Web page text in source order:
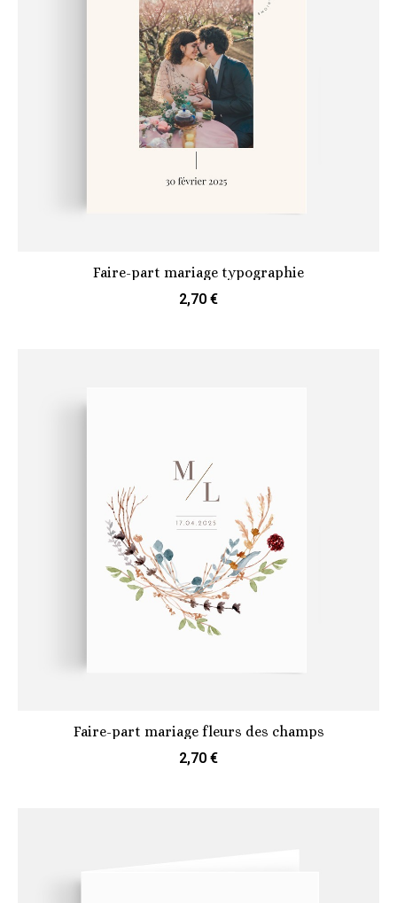
Faire-part mariage typographie
2,70 €
Faire-part mariage fleurs des champs
2,70 €